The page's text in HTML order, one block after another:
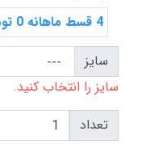
4 قسط ماهانه 0 تومانی با اسنپ ‌پی
سایز
سایز را انتخاب کنید.
تعداد